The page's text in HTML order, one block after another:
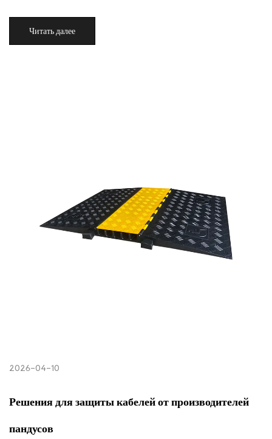
Читать далее
2026-04-10
Решения для защиты кабелей от производителей
пандусов